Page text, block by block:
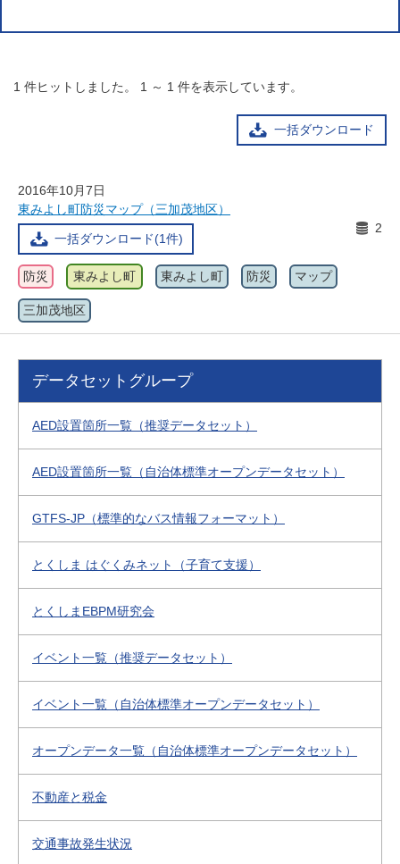
1 件ヒットしました。 1 ～ 1 件を表示しています。
一括ダウンロード
2016年10月7日
東みよし町防災マップ（三加茂地区）
一括ダウンロード(1件)
2
防災 東みよし町 東みよし町 防災 マップ
三加茂地区
データセットグループ
AED設置箇所一覧（推奨データセット）
AED設置箇所一覧（自治体標準オープンデータセット）
GTFS-JP（標準的なバス情報フォーマット）
とくしま はぐくみネット（子育て支援）
とくしまEBPM研究会
イベント一覧（推奨データセット）
イベント一覧（自治体標準オープンデータセット）
オープンデータ一覧（自治体標準オープンデータセット）
不動産と税金
交通事故発生状況